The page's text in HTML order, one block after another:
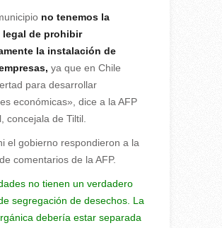
no tenemos la
de prohibir
la instalación de
ya que en Chile
para desarrollar
económicas», dice a la AFP
concejala de Tiltil.
el gobierno respondieron a la
comentarios de la AFP.
no tienen un verdadero
segregación de desechos. La
debería estar separada